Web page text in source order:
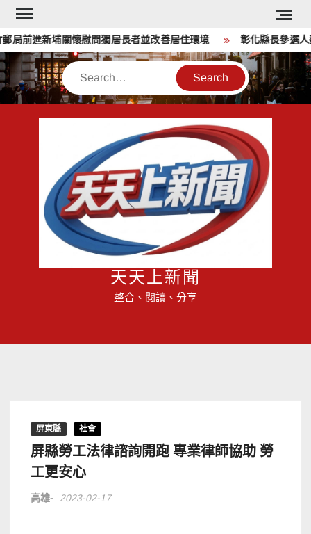
Skip
content
前進新埔關懷慰問獨居長者並改善居住環境 彰化縣長參選人
Search
天天上新聞
整合、閱讀、分享
屏東縣 社會
屏縣勞工法律諮詢開跑 專業律師協助 勞
工更安心
高雄- 2023-02-17